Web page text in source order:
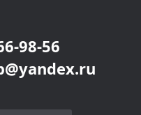
98-56